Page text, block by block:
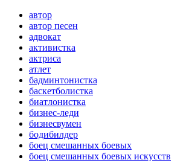
автор
автор песен
адвокат
активистка
актриса
атлет
бадминтонистка
баскетболистка
биатлонистка
бизнес-леди
бизнесвумен
бодибилдер
боец смешанных боевых
боец смешанных боевых искусств